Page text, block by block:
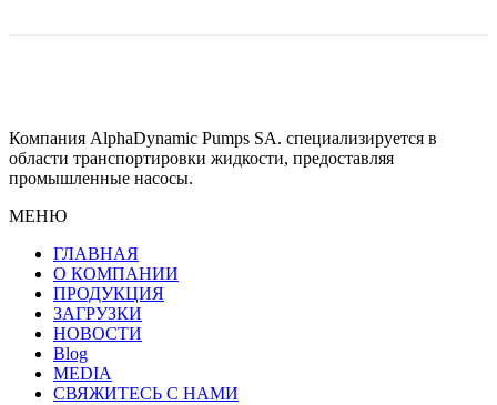
Компания AlphaDynamic Pumps SA. специализируется в
области транспортировки жидкости, предоставляя
промышленные насосы.
МЕНЮ
ГЛАВНАЯ
О КОМПАНИИ
ПРОДУКЦИЯ
ЗАГРУЗКИ
НОВОСТИ
Blog
MEDIA
СВЯЖИТЕСЬ С НАМИ